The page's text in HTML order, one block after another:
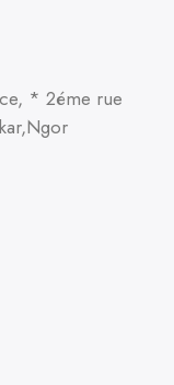
* 2éme rue